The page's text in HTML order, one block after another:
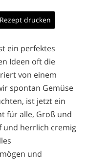
drucken
ein perfektes
Ideen oft die
von einem
spontan Gemüse
ist jetzt ein
für alle, Groß und
und herrlich cremig
und